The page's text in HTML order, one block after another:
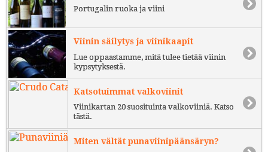
Portugalin ruoka ja viini
Viinin säilytys ja viinikaapit
Lue oppaastamme, mitä tulee tietää viinin
kypsytyksestä.
Katsotuimmat valkoviinit
Viinikartan 20 suosituinta valkoviiniä. Katso
tästä.
Miten vältät punaviinipäänsäryn?